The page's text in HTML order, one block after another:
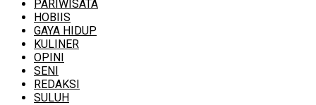
PARIWISATA
HOBIIS
GAYA HIDUP
KULINER
OPINI
SENI
REDAKSI
SULUH